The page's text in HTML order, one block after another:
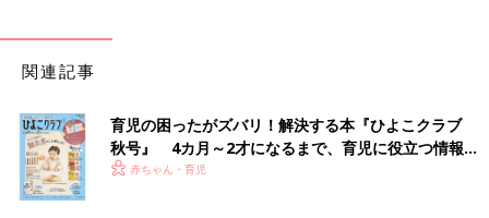
関連記事
育児の困ったがズバリ！解決する本『ひよこクラブ
秋号』 4カ月～2才になるまで、育児に役立つ情報が
いっぱい！
赤ちゃん・育児